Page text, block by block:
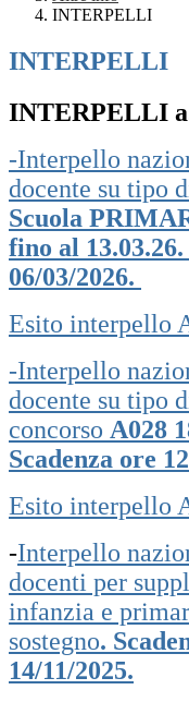
INTERPELLI
INTERPELLI
INTERPELLI
-Interpello
docente su tipo
Scuola
fino al 13.03.26.
06/03/2026.
Esito interpello
-Interpello
docente su tipo
concorso A028
Scadenza ore
Esito interpello
-Interpello
docenti per
infanzia e
sostegno.
14/11/2025.